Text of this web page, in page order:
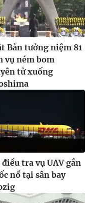
nếu không có sự chấp
khi phát hành lại
Bản tưởng niệm 81
vụ ném bom
tử xuống
tra vụ UAV gắn
nổ tại sân bay